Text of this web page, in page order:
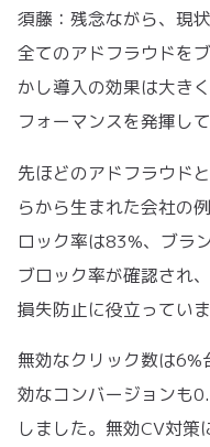
須藤：残念ながら、現
全てのアドフラウドを
かし導入の効果は大き
フォーマンスを発揮し
先ほどのアドフラウド
らから生まれた会社の
ロック率は83%、ブラ
ブロック率が確認され
損失防止に役立っていま
無効なクリック数は
効なコンバージョンも
しました。無効CV対